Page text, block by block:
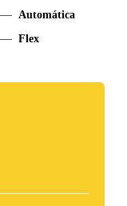
Automática
Flex